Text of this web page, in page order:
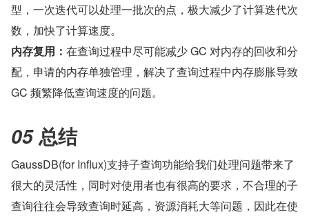
型，一次迭代可以处理一批次的点，极大减少了计算迭代次
数，加快了计算速度。
内存复用： 在查询过程中尽可能减少 GC 对内存的回收和分
配，申请的内存单独管理，解决了查询过程中内存膨胀导致
GC 频繁降低查询速度的问题。
05 总结
GaussDB(for Influx)支持子查询功能给我们处理问题带来了
很大的灵活性，同时对使用者也有很高的要求，不合理的子
查询往往会导致查询时延高，资源消耗大等问题，因此在使